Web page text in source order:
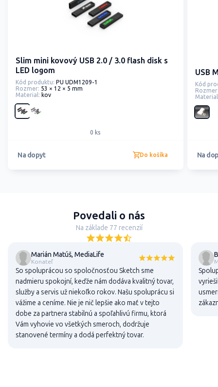
Slim mini kovový USB 2.0 / 3.0 flash disk s
LED logom
Kód produktu: PU UDM1209-1
Rozmer: 53 × 12 × 5 mm
Material: kov
0 ks
Na dopyt Do košíka
USB
Kód
Na
Povedali o nás
Na základe 77 recenzií
Marián Matúš, MediaLife
Konateľ
So spoluprácou so spoločnosťou Sketch sme
nadmieru spokojní, keďže nám dodáva kvalitný tovar,
služby a servis už niekoľko rokov. Našu spoluprácu si
vážime a ceníme. Nie je nič lepšie ako mať v tejto
dobe za partnera stabilnú a spoľahlivú firmu, ktorá
Vám vyhovie vo všetkých smeroch, dodržuje
stanovené termíny a dodá perfektný tovar.